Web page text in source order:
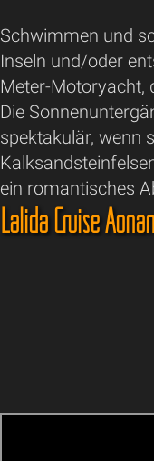
Schwimmen und
Inseln und/oder
Meter-Motoryacht,
Die
spektakulär, wenn
ein romantisches
Lalida Cruise